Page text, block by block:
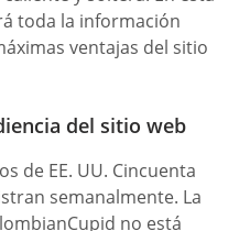
toda la información
ventajas del sitio
del sitio web
de EE. UU. Cincuenta
semanalmente. La
no está